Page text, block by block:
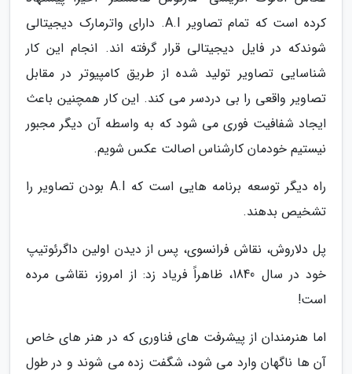
کرده است که تمام تصاویر A.I. دارای واترمارک دیجیتالی
شوندکه در فایل دیجیتالی قرار گرفته اند. انجام این کار
شناسایی تصاویر تولید شده از طریق کامپیوتر در مقابل
تصاویر واقعی را بی دردسر می کند. این کار همچنین باعث
ایجاد شفافیت فوری می شود که به واسطه آن دیگر مجبور
نیستیم خودمان کارشناس اصالت عکس شویم.
راه دیگر توسعه برنامه هایی است که A.I بودن تصاویر را
تشخیص بدهند.
پل دلاروش، نقاش فرانسوی، پس از دیدن اولین داگرئوتیپ
خود در سال 1840، ظاهراً فریاد زد: از امروز، نقاشی مرده
است!
اما هنرمندان از پیشرفت های فناوری که در هنر های خاص
آن ها ناگهان وارد می شود، شگفت زده می شوند و در طول